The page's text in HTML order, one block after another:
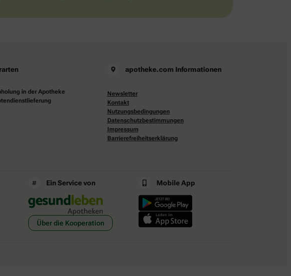
in der Apotheke
apotheke.com Informationen
Newsletter
Kontakt
Nutzungsbedingungen
Datenschutzbestimmungen
Impressum
Barrierefreiheitserklärung
Ein Service von
Über die Kooperation
Mobile App